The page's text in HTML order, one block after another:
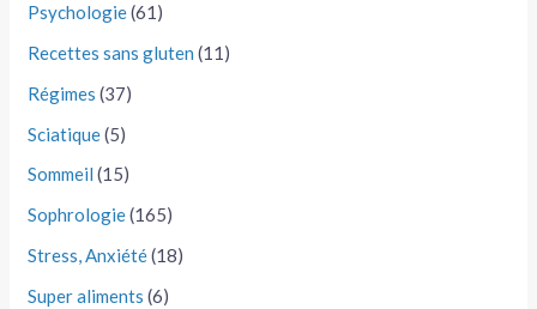
Psychologie(61)
Recettes sans gluten (11)
Régimes (37)
Sciatique(5)
Sommeil (15)
Sophrologie(165)
Stress, Anxiété(18)
Super aliments (6)